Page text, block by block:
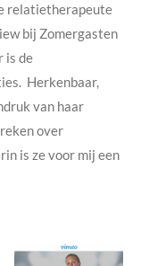
relatietherapeute
bij Zomergasten
is de
Herkenbaar,
van haar
over
is ze voor mij een